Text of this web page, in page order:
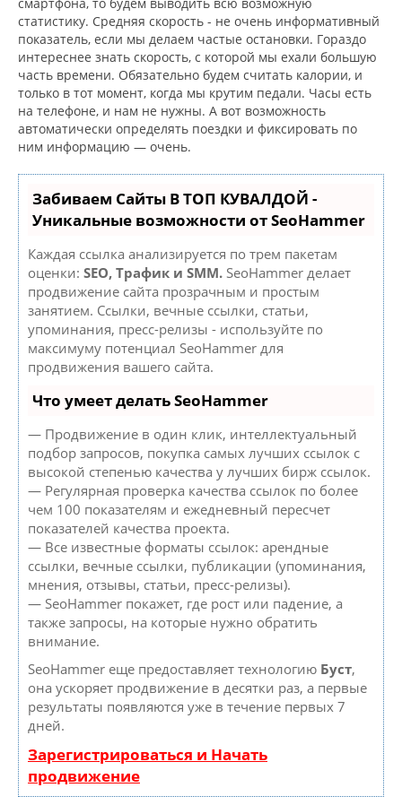
статистику. Средняя скорость - не очень информативный
показатель, если мы делаем частые остановки. Гораздо
интереснее знать скорость, с которой мы ехали большую
часть времени. Обязательно будем считать калории, и
только в тот момент, когда мы крутим педали. Часы есть
на телефоне, и нам не нужны. А вот возможность
автоматически определять поездки и фиксировать по
ним информацию — очень.
Забиваем Сайты В ТОП КУВАЛДОЙ -
Уникальные возможности от SeoHammer
Каждая ссылка анализируется по трем пакетам
оценки: SEO, Трафик и SMM. SeoHammer делает
продвижение сайта прозрачным и простым
занятием. Ссылки, вечные ссылки, статьи,
упоминания, пресс-релизы - используйте по
максимуму потенциал SeoHammer для
продвижения вашего сайта.
Что умеет делать SeoHammer
— Продвижение в один клик, интеллектуальный
подбор запросов, покупка самых лучших ссылок с
высокой степенью качества у лучших бирж ссылок.
— Регулярная проверка качества ссылок по более
чем 100 показателям и ежедневный пересчет
показателей качества проекта.
— Все известные форматы ссылок: арендные
ссылки, вечные ссылки, публикации (упоминания,
мнения, отзывы, статьи, пресс-релизы).
— SeoHammer покажет, где рост или падение, а
также запросы, на которые нужно обратить
внимание.
SeoHammer еще предоставляет технологию Буст,
она ускоряет продвижение в десятки раз, а первые
результаты появляются уже в течение первых 7
дней.
Зарегистрироваться и Начать
продвижение